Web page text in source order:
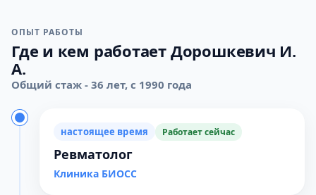
ОПЫТ РАБОТЫ
Где и кем работает Дорошкевич И.
А.
Общий стаж - 36 лет, с 1990 года
настоящее время Работает сейчас
Ревматолог
Клиника БИОСС